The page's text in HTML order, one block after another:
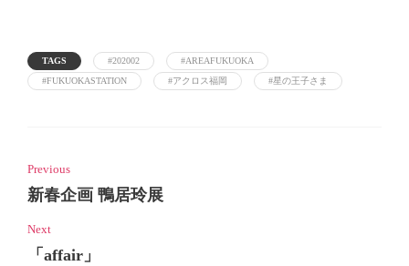
TAGS #202002
#AREAFUKUOKA
#FUKUOKASTATION
#アクロス福岡 #星の王子さま
Previous
新春企画 鴨居玲展
Next
「affair」